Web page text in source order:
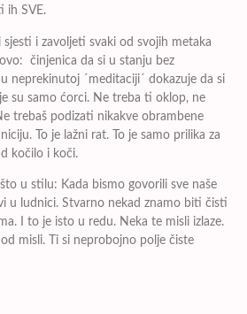
ih SVE.
i zavoljeti svaki od svojih metaka
činjenica da si u stanju bez
neprekinutoj ´meditaciji´ dokazuje da si
su samo ćorci. Ne treba ti oklop, ne
trebaš podizati nikakve obrambene
To je lažni rat. To je samo prilika za
kočilo i koči.
u stilu: Kada bismo govorili sve naše
u ludnici. Stvarno nekad znamo biti čisti
I to je isto u redu. Neka te misli izlaze.
od misli. Ti si neprobojno polje čiste